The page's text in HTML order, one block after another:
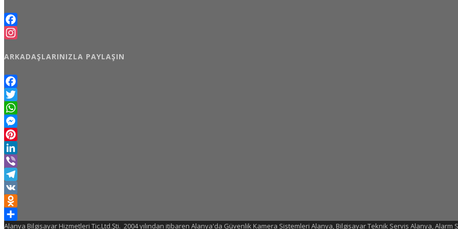
Facebook
ARKADAŞLARINIZLA PAYLAŞIN
Facebook
Twitter
WhatsApp
Messenger
Pinterest
LinkedIn
Viber
Telegram
VK
Odnoklassniki
Alanya Bilgisayar Hizmetleri Tic.Ltd.Şti. 2004 yılından itibaren Alanya'da Güvenlik Kamera Sistemleri Alanya, Bilgisayar Teknik Servis Alanya, Alarm